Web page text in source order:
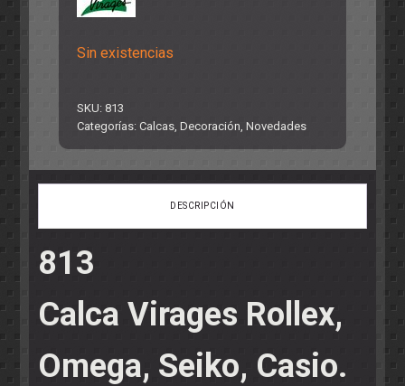
Sin existencias
SKU: 813
Categorías:Calcas ,Decoración ,Novedades
DESCRIPCIÓN
813
Calca Virages Rollex,
Omega, Seiko, Casio.